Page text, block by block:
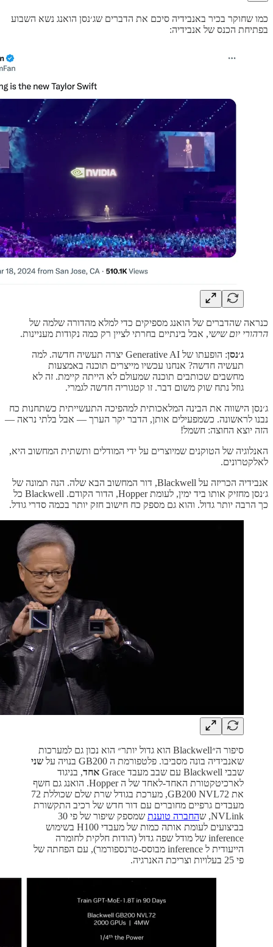
כמו שחוקר בכיר באנבידיה סיכם את הדברים שג׳נסן הואנג נשא השבוע
בפתיחת הכנס של אנבידיה:
כנראה שהדברים של הואנג מספיקים כדי למלא מהדורה שלמה של
הרהורי יום שישי, אבל בינתיים בחרתי לציין רק כמה נקודות מעניינות.
ג׳נסן
: הופעתו של Generative AI יצרה תעשיה חדשה. למה
תעשיה חדשה? אנחנו עכשיו מייצרים תוכנה באמצעות
מחשבים שכותבים תוכנה שמעולם לא הייתה קיימת. זה לא
גוזל נתח שוק משום דבר. זו קטגוריה חדשה לגמרי.
ג׳נסן הישווה את הבינה המלאכותית למהפיכה התעשייתית כשתחנות כח
נבנו לראשונה. כשמפעילים אותן, הדבר יקר הערך — אבל בלתי נראה —
הזה יוצא החוצה: חשמל!
האנלוגיה של הטוקנים שמיוצרים על ידי המודלים ותשתית המחשוב היא,
לאלקטרונים.
אנבידיה הכריזה על Blackwell, דור המחשוב הבא שלה. הנה תמונה של
ג׳נסן מחזיק אותו ביד ימין, לעומת Hopper, הדור הקודם. Blackwell כל
כך הרבה יותר גדול. והוא גם מספק כח חישוב חזק יותר בכמה סדרי גודל.
סיפור ה״Blackwell הוא גדול יותר״ הוא נכון גם למערכות
שאנבידיה בונה מסביבו. פלטפורמת ה GB200 בנויה על
שני
שבבי Blackwell עם שבב מעבד Grace
אחד, בניגוד
לארכיטקטורת האחד-לאחד של ה Hopper. הואנג גם חשף
את GB200 NVL72, מערכת בגודל שרת שלם שכוללת 72
מעבדים גרפיים מחוברים עם דור חדש של רכיב התקשורת
NVLink, ש
החברה טוענת
שמספק שיפור של פי 30
בביצועים לעומת אותה כמות של מעבדי H100 בשימוש
inference של מודל שפה גדול (הודות חלקית לחומרה
הייעודית ל inference מבוסס-טרנספורמר), עם הפחתה של
פי 25 בעלויות וצריכת האנרגיה.